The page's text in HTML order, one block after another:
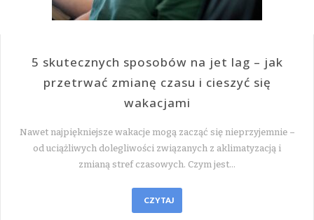
5 skutecznych sposobów na jet lag – jak
przetrwać zmianę czasu i cieszyć się
wakacjami
Nawet najpiękniejsze wakacje mogą zacząć się nieprzyjemnie –
od uciążliwych dolegliwości związanych z aklimatyzacją i
zmianą stref czasowych. Czym jest…
CZYTAJ